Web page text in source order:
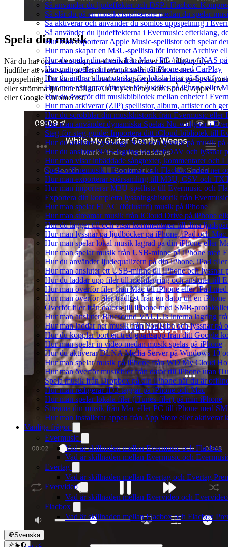
Så använder du ljudeffekter och DSP i Flacbox:
Så slår du på en musikvisualiserare medan du spelar
Så aktiverar och använder du sömlös uppspelning i
Så använder du ljudeffekterna i Evermusic: efterklang,
Hur man exporterar Apple Music-spellistor och spelar
Hur man skapar en M3U-spellista för Internet Archive
Hur du spelar din musik från Mac / PC / Linux / NAS
Hur man spelar sin egen musik på iPhone med CarPlay
Hur du ändrar albumomslag för lokala låtar på Spotify:
Hur man redigerar låttexter för ljudfiler på iPhone eller
Hur du överför ditt musikbibliotek mellan enheter i
Hur man arkiverar (ZIP) spellistor, album, artister och
Hur du scrobblar din musikhistorik från Evermusic eller
Hur man använder dynamiska Spelas Nu-widgetar i
Steg-för-steg-guide: Importera ditt iCloud-bibliotek till
Hur du ansluter Synology NAS och lyssnar på musik
Hur du ansluter NAS-lagring via WebDAV och lyssnar
Hur man visar inbäddade sångtexter, kommentarer och
Spela offlinemusik i Evermusic och Flacbox: ladda ner
Hur man exporterar spårsamling till M3U, CSV och
Hur man importerar M3U-spellista till Evermusic och
Exportera din kompletta lyssningshistorik från
Hur man spelar FLAC (förlustfri) musik på iPhone
Hur man streamar musik från iCloud Drive på iPhone
Hur du lägger till och visar kommentarer till dina
Hur man lyssnar på ljudböcker på iPhone, iPad och
Hur man spelar lokal musik lagrad pa din iPhone eller
Hur man spelar musik från USB-minne på iPhone med
Hur du använder ljudequalizern på din iPhone, iPad
Hur man ansluter ett USB-minne till iPhone och lyssnar
Hur du laddar upp filer till molnlagring och ansluter till
Hur man överför filer från Mac till iPhone eller iPad
Hur man överför filer trådlöst från en dator till en
Överför filer från datorn till iPhone med SMB-
Hur man ansluter Bluesound VAULTs interna lagring
Hur man laddar ner musik från YouTube och lyssnar på
Hur du kopplar bort en tredjepartsapp från ditt Google-
Hur man spelar in video medan musik spelas på iPhone
Hur du aktiverar DLNA Media Server på Windows 10
Hur man spelar musik på iPhone från WD My Cloud
Hur man överför musikfiler från dator till iPhone utan
Spela musik från Dropbox på din iPhone när du är
Hur man redigerar ID3-taggar på iPhone och Mac
Hur man spelar lokala filer (iTunes-filer) på min iPhone
Streama din musik från Mac eller PC till iPhone med
Hur man installerar appen från App Store eller aktiverar
Vanliga frågor
Evermusic
Vad är skillnaden mellan Evermusic och Flacbox
Vad är skillnaden mellan Evermusic och
Evertag
Vad är skillnaden mellan Evertag och Evertag
Evervideo
Vad är skillnaden mellan Evervideo och
Flacbox
Vad är skillnaden mellan Flacbox och Flacbox
Svenska
عربي
Spela din musik
När du har öppnat en mapp med musik kommer alla tillgängliga
ljudfiler att vara synliga. Tryck bara på valfri fil för att starta
uppspelning. Du kan till och med aktivera equalizern på
eller strömma ljudinnehåll till AirPlay-enheter som Sonos, Apple TV
eller Google Chromecast.